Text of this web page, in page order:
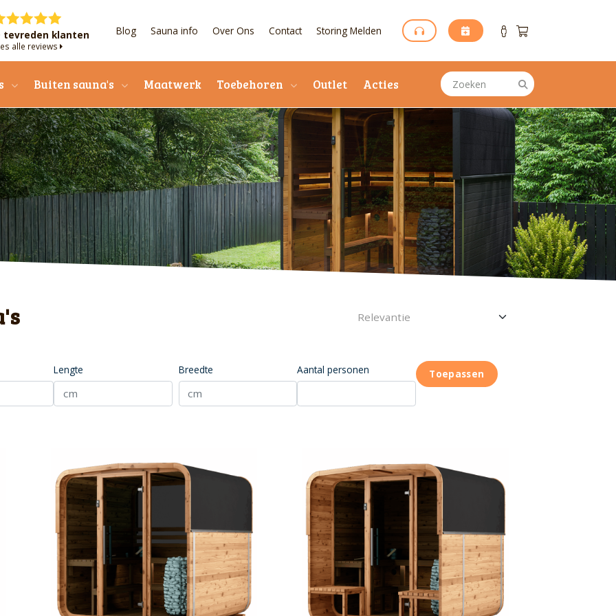
tevreden klanten
alle reviews
Blog Sauna info Over Ons Contact Storing Melden
Buiten sauna's Maatwerk Toebehoren Outlet Acties
Lengte Breedte Aantal personen Toepassen